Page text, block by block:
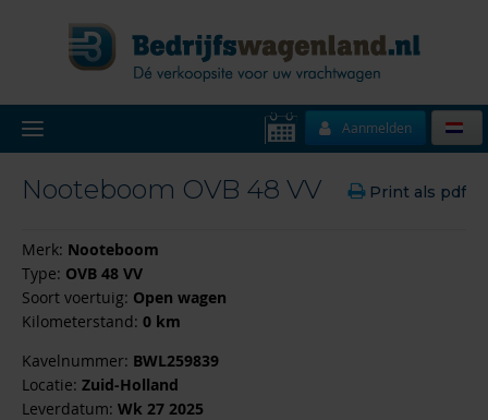
Aanmelden
Nooteboom OVB 48 VV Print als pdf
Merk: Nooteboom
Type: OVB 48 VV
Soort voertuig: Open wagen
Kilometerstand: 0 km
Kavelnummer: BWL259839
Locatie: Zuid-Holland
Leverdatum: Wk 27 2025